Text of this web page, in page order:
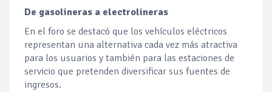
De gasolineras a electrolineras
En el foro se destacó que los vehículos eléctricos
representan una alternativa cada vez más atractiva
para los usuarios y también para las estaciones de
servicio que pretenden diversificar sus fuentes de
ingresos.